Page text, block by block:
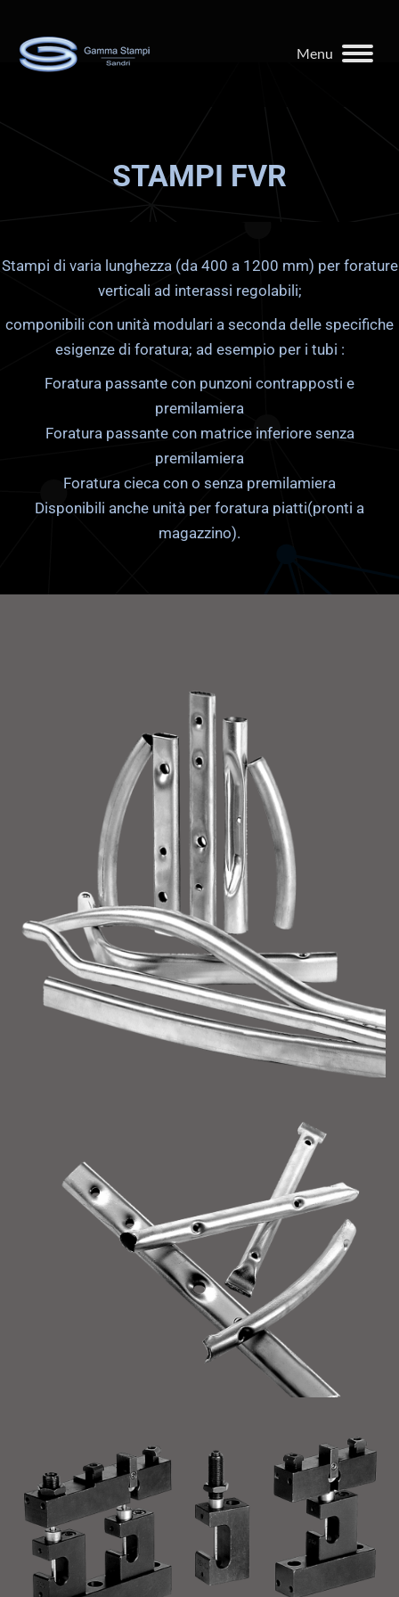
Menu
STAMPI FVR
Stampi di varia lunghezza (da 400 a 1200 mm) per forature
verticali ad interassi regolabili;
componibili con unità modulari a seconda delle specifiche
esigenze di foratura; ad esempio per i tubi :
Foratura passante con punzoni contrapposti e
premilamiera
Foratura passante con matrice inferiore senza
premilamiera
Foratura cieca con o senza premilamiera
Disponibili anche unità per foratura piatti(pronti a
magazzino).